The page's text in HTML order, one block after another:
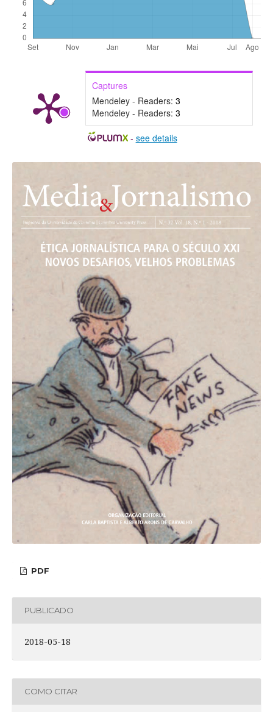
Captures
Mendeley - Readers: 3
Mendeley - Readers: 3
- see details
PDF
PUBLICADO
2018-05-18
COMO CITAR